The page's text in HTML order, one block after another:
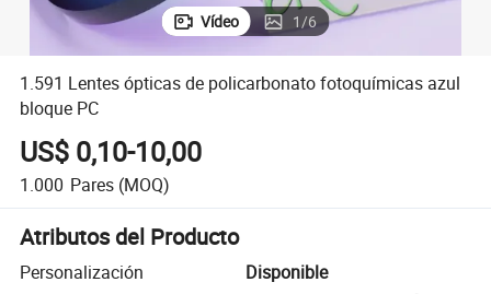
Vídeo 1/6
1.591 Lentes ópticas de policarbonato fotoquímicas azul
bloque PC
US$ 0,10-10,00
1.000 Pares (MOQ)
Atributos del Producto
Personalización
Disponible